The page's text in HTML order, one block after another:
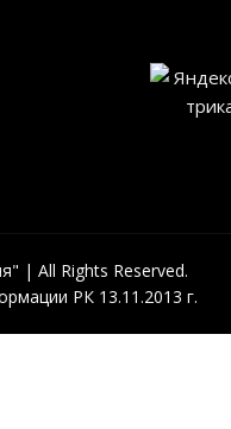
| All Rights Reserved.
РК 13.11.2013 г.